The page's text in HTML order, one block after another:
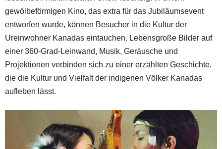
gewölbeförmigen Kino, das extra für das Jubiläumsevent
entworfen wurde, können Besucher in die Kultur der
Ureinwohner Kanadas eintauchen. Lebensgroße Bilder auf
einer 360-Grad-Leinwand, Musik, Geräusche und
Projektionen verbinden sich zu einer erzählten Geschichte,
die die Kultur und Vielfalt der indigenen Völker Kanadas
aufleben lässt.